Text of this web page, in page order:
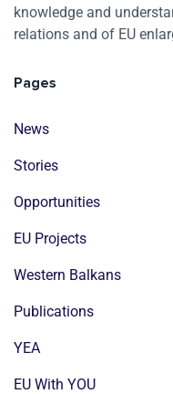
knowledge and
relations and of EU
Pages
News
Stories
Opportunities
EU Projects
Western Balkans
Publications
YEA
EU With YOU